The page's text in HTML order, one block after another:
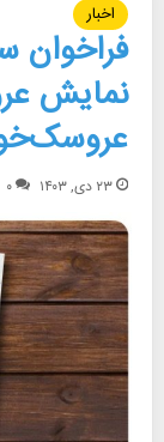
اخبار
فراخوان
نمایش
۲۳ دی, ۱۴۰۳ ۰